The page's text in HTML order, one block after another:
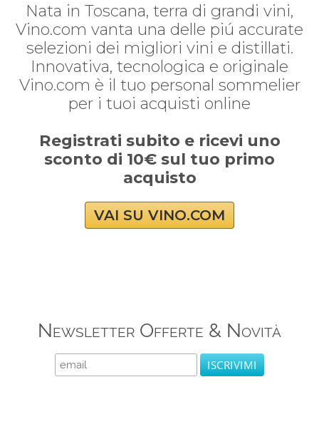
Nata in Toscana, terra di grandi vini,
Vino.com vanta una delle piú accurate
selezioni dei migliori vini e distillati.
Innovativa, tecnologica e originale
Vino.com è il tuo personal sommelier
per i tuoi acquisti online
Registrati subito e ricevi uno
sconto di 10€ sul tuo primo
acquisto
VAI SU VINO.COM
Newsletter Offerte & Novità